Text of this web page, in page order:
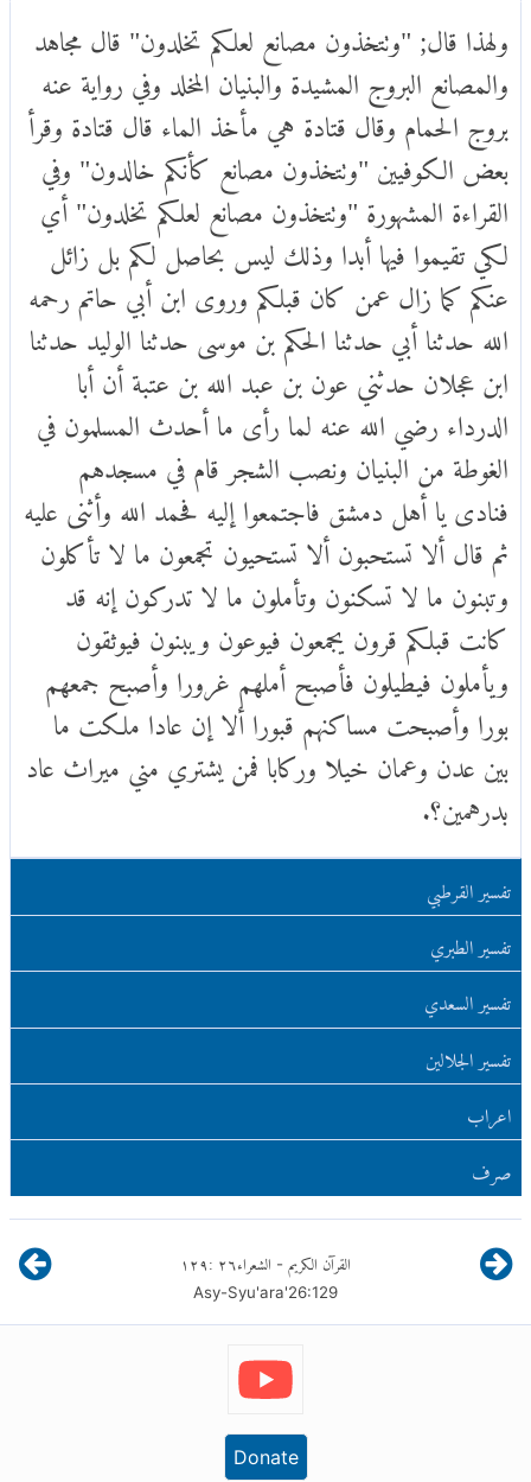
ولهذا قال; "وتتخذون مصانع لعلكم تخلدون" قال مجاهد
والمصانع البروج المشيدة والبنيان المخلد وفي رواية عنه
بروج الحمام وقال قتادة هي مأخذ الماء قال قتادة وقرأ
بعض الكوفيين "وتتخذون مصانع كأنكم خالدون" وفي
القراءة المشهورة "وتتخذون مصانع لعلكم تخلدون" أي
لكي تقيموا فيها أبدا وذلك ليس بحاصل لكم بل زائل
عنكم كما زال عمن كان قبلكم وروى ابن أبي حاتم رحمه
الله حدثنا أبي حدثنا الحكم بن موسى حدثنا الوليد حدثنا
ابن عجلان حدثني عون بن عبد الله بن عتبة أن أبا
الدرداء رضي الله عنه لما رأى ما أحدث المسلمون في
الغوطة من البنيان ونصب الشجر قام في مسجدهم
فنادى يا أهل دمشق فاجتمعوا إليه فحمد الله وأثنى عليه
ثم قال ألا تستحبون ألا تستحيون تجمعون ما لا تأكلون
وتبنون ما لا تسكنون وتأملون ما لا تدركون إنه قد
كانت قبلكم قرون يجمعون فيوعون ويبنون فيوثقون
ويأملون فيطيلون فأصبح أملهم غرورا وأصبح جمعهم
بورا وأصبحت مساكنهم قبورا ألا إن عادا ملكت ما
بين عدن وعمان خيلا وركابا فمن يشتري مني ميراث عاد
بدرهمين؟.
تفسير القرطبي
تفسير الطبري
تفسير السعدي
تفسير الجلالين
اعراب
صرف
القرآن الكريم - الشعراء٢٦:١٢٩
Asy-Syu'ara'26:129
Donate